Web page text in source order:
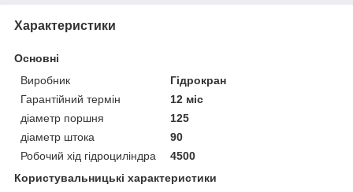
Характеристики
Основні
Виробник
Гідрокран
Гарантійний термін
12 міс
діаметр поршня
125
діаметр штока
90
Робочий хід гідроциліндра
4500
Користувальницькі характеристики